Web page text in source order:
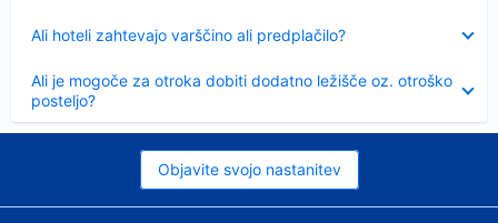
Ali hoteli zahtevajo varščino ali predplačilo?
Ali je mogoče za otroka dobiti dodatno ležišče oz. otroško
posteljo?
Objavite svojo nastanitev